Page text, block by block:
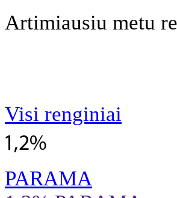
Artimiausiu metu
Visi renginiai
PARAMA